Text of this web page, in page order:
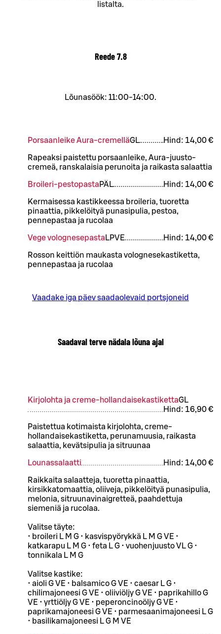
listalta.
Reede7.8
Lõunasöök: 11:00-14:00.
Porsaanleike Aura-cremelläGL Hind: 14,00 €
Rapeaksi paistettu porsaanleike, Aura-juusto-
cremeä, ranskalaisia perunoita ja raikasta salaattia
Broileri-pestopasta PÄ L Hind: 14,00 €
Kermaisessa kastikkeessa broileria, tuoretta
pinaattia, pikkelöityä punasipulia, pestoa,
pennepastaa ja rucolaa
Vege volognesepasta LPVE Hind: 14,00 €
Rosson keittiön maukasta volognesekastiketta,
pennepastaa ja rucolaa
Vaadake iga päev saadaolevaid portsjoneid
Saadaval terve nädala lõuna ajal
Kirjolohta ja creme-hollandaisekastikettaGL
Hind: 16,90 €
Paistettua kotimaista kirjolohta, creme-
hollandaisekastiketta, perunamuusia, raikasta
salaattia, kevätsipulia ja sitruunaa
Lounassalaatti Hind: 14,00 €
Raikkaita salaatteja, tuoretta pinaattia,
kirsikkatomaattia, oliiveja, pikkelöityä punasipulia,
melonia, sitruunavinaigretteä, paahdettuja
siemeniä ja rucolaa.
Valitse täyte:
• broileri L M G • kasvispyörykkä L M G VE •
katkarapu L M G • feta L G • vuohenjuusto VL G •
tonnikala L M G
Valitse kastike:
• aioli G VE • balsamico G VE • caesar L G •
chilimajoneesi G VE • oliiviöljy G VE • paprikahillo G
VE • yrttiöljy G VE • peperoncinoöljy G VE •
paprikamajoneesi G VE • parmesaanimajoneesi L G
• basilikamajoneesi L G M VE